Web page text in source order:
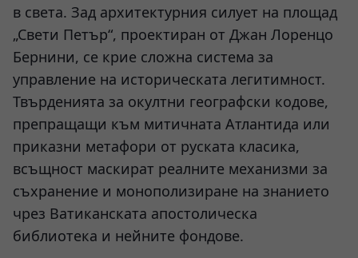
в света. Зад архитектурния силует на площад
„Свети Петър“, проектиран от Джан Лоренцо
Бернини, се крие сложна система за
управление на историческата легитимност.
Твърденията за окултни географски кодове,
препращащи към митичната Атлантида или
приказни метафори от руската класика,
всъщност маскират реалните механизми за
съхранение и монополизиране на знанието
чрез Ватиканската апостолическа
библиотека и нейните фондове.